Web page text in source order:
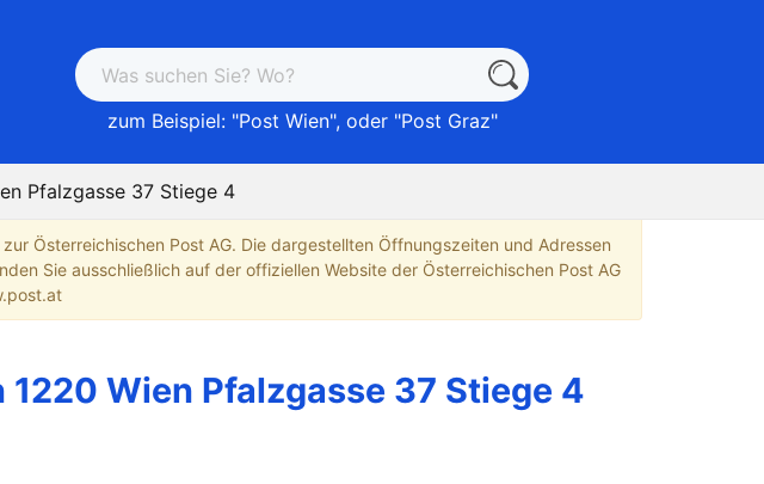
zum Beispiel: "Post Wien", oder "Post Graz"
Pfalzgasse 37 Stiege 4
Österreichischen Post AG. Die dargestellten Öffnungszeiten und Adressen
Sie ausschließlich auf der offiziellen Website der Österreichischen Post AG
Wien Pfalzgasse 37 Stiege 4